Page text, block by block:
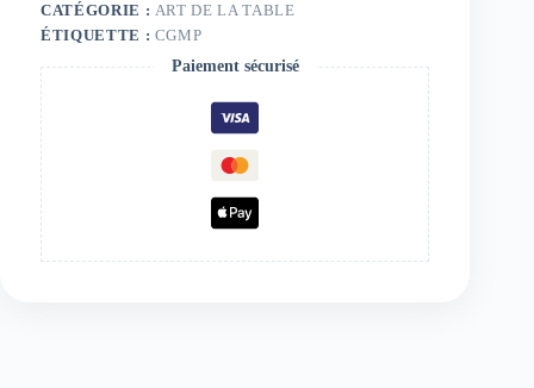
CATÉGORIE : ART DE LA TABLE
ÉTIQUETTE : CGMP
Paiement sécurisé